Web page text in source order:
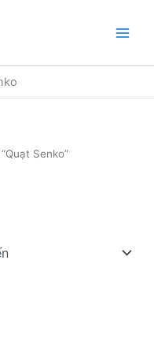
Senko”